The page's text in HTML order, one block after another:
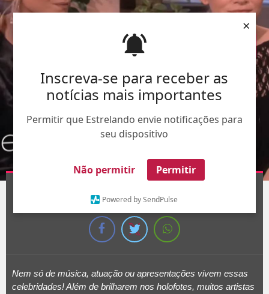
Inscreva-se para receber as
notícias mais importantes
Permitir que Estrelando envie notificações para
seu dispositivo
Não permitir Permitir
Powered by SendPulse
×
Divulgação
1/7
Nem só de música, atuação ou apresentações vivem essas
celebridades! Além de brilharem nos holofotes, muitos artistas